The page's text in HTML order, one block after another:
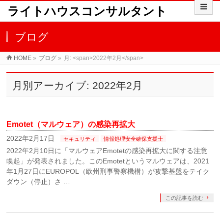
ライトハウスコンサルタント
ブログ
HOME » ブログ » 月: <span>2022年2月</span>
月別アーカイブ: 2022年2月
Emotet（マルウェア）の感染再拡大
2022年2月17日 セキュリティ 情報処理安全確保支援士
2022年2月10日に「マルウェアEmotetの感染再拡大に関する注意
喚起」が発表されました。このEmotetというマルウェアは、2021
年1月27日にEUROPOL（欧州刑事警察機構）が攻撃基盤をテイク
ダウン（停止）さ …
この記事を読む